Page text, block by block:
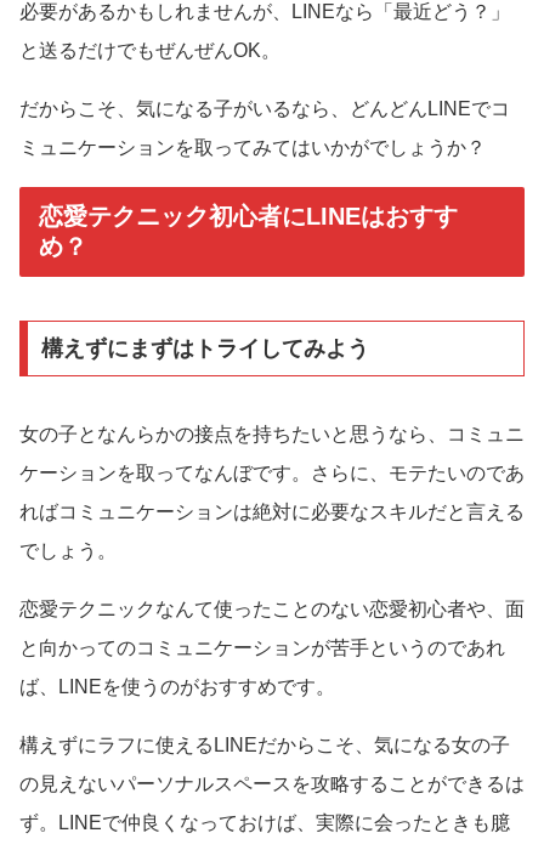
必要があるかもしれませんが、LINEなら「最近どう？」
と送るだけでもぜんぜんOK。
だからこそ、気になる子がいるなら、どんどんLINEでコ
ミュニケーションを取ってみてはいかがでしょうか？
恋愛テクニック初心者にLINEはおすす
め？
構えずにまずはトライしてみよう
女の子となんらかの接点を持ちたいと思うなら、コミュニ
ケーションを取ってなんぼです。さらに、モテたいのであ
ればコミュニケーションは絶対に必要なスキルだと言える
でしょう。
恋愛テクニックなんて使ったことのない恋愛初心者や、面
と向かってのコミュニケーションが苦手というのであれ
ば、LINEを使うのがおすすめです。
構えずにラフに使えるLINEだからこそ、気になる女の子
の見えないパーソナルスペースを攻略することができるは
ず。LINEで仲良くなっておけば、実際に会ったときも臆